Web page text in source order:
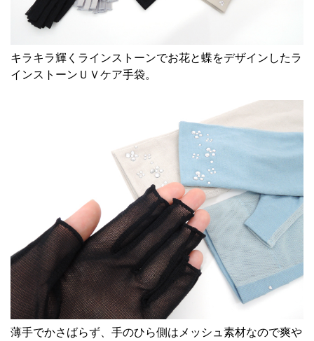
キラキラ輝くラインストーンでお花と蝶をデザインしたラ
インストーンＵＶケア手袋。
薄手でかさばらず、手のひら側はメッシュ素材なので爽や